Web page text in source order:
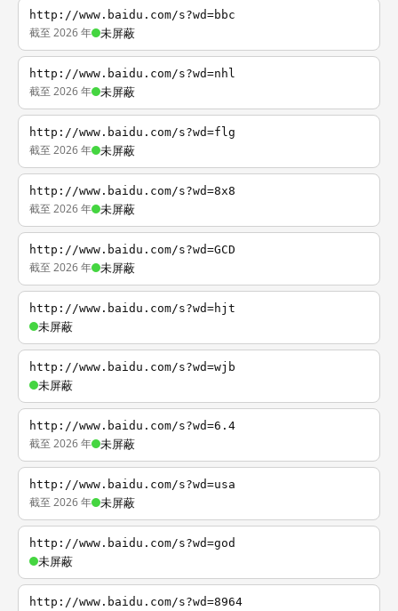
http://www.baidu.com/s?wd=bbc
截至 2026 年 未屏蔽
http://www.baidu.com/s?wd=nhl
截至 2026 年 未屏蔽
http://www.baidu.com/s?wd=flg
截至 2026 年 未屏蔽
http://www.baidu.com/s?wd=8x8
截至 2026 年 未屏蔽
http://www.baidu.com/s?wd=GCD
截至 2026 年 未屏蔽
http://www.baidu.com/s?wd=hjt
未屏蔽
http://www.baidu.com/s?wd=wjb
未屏蔽
http://www.baidu.com/s?wd=6.4
截至 2026 年 未屏蔽
http://www.baidu.com/s?wd=usa
截至 2026 年 未屏蔽
http://www.baidu.com/s?wd=god
未屏蔽
http://www.baidu.com/s?wd=8964